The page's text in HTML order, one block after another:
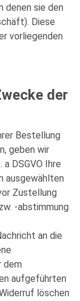
denen sie den
Diese
vorliegenden
der
Bestellung
geben wir
DSGVO Ihre
ausgewählten
Zustellung
-abstimmung
an die
dem
aufgeführten
löschen